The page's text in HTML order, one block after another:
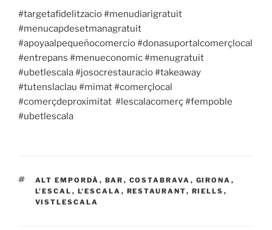
#targetafidelitzacio #menudiarigratuit
#menucapdesetmanagratuit
#apoyaalpequeñocomercio #donasuportalcomerçlocal
#entrepans #menueconomic #menugratuit
#ubetlescala #josocrestauracio #takeaway
#tutenslaclau #mimat #comerçlocal
#comerçdeproximitat #lescalacomerç #fempoble
#ubetlescala
ETIQUETAS
ALT EMPORDÀ , BAR , COSTABRAVA , GIRONA ,
L'ESCAL , L'ESCALA , RESTAURANT, RIELLS ,
VISTLESCALA